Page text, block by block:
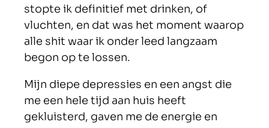
stopte ik definitief met drinken, of
vluchten, en dat was het moment waarop
alle shit waar ik onder leed langzaam
begon op te lossen.
Mijn diepe depressies en een angst die
me een hele tijd aan huis heeft
gekluisterd, gaven me de energie en